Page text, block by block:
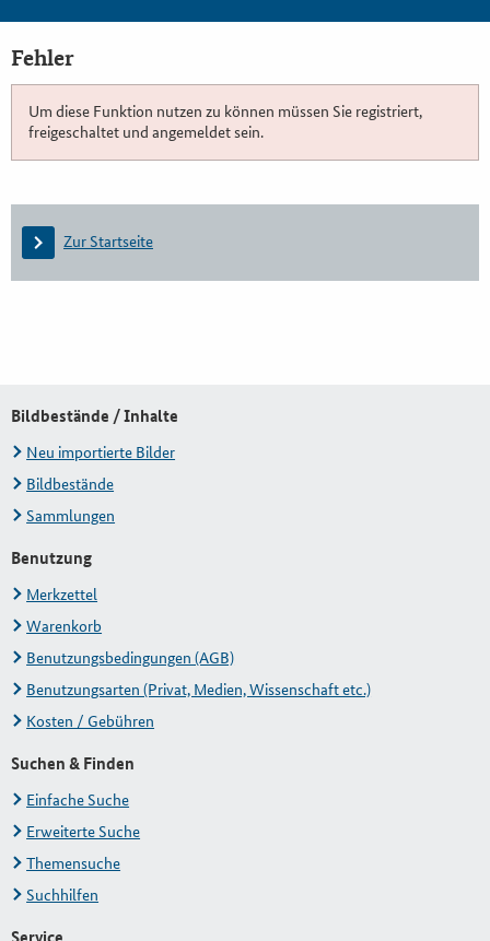
Fehler
Um diese Funktion nutzen zu können müssen Sie registriert,
freigeschaltet und angemeldet sein.
Zur Startseite
Bildbestände / Inhalte
Neu importierte Bilder
Bildbestände
Sammlungen
Benutzung
Merkzettel
Warenkorb
Benutzungsbedingungen (AGB)
Benutzungsarten (Privat, Medien, Wissenschaft etc.)
Kosten / Gebühren
Suchen & Finden
Einfache Suche
Erweiterte Suche
Themensuche
Suchhilfen